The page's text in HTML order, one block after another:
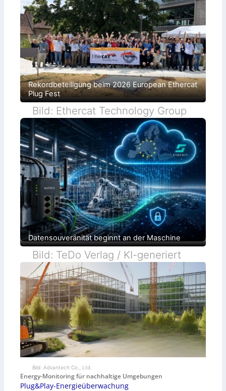
e
n
Rekordbeteiligung beim 2026 European Ethercat
Plug Fest
Bild: Ethercat Technology Group
Datensouveränität beginnt an der Maschine
Bild: TeDo Verlag / KI-generiert
Bild: Advantech Co., Ltd.
Energy-Monitoring für nachhaltige Umgebungen
Plug&Play-Energieüberwachung